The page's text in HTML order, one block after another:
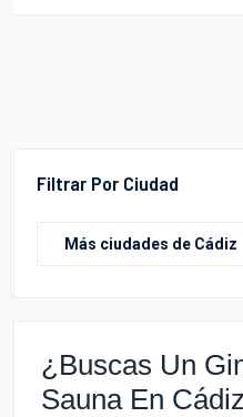
Filtrar Por Ciudad
¿Buscas Un
Sauna En